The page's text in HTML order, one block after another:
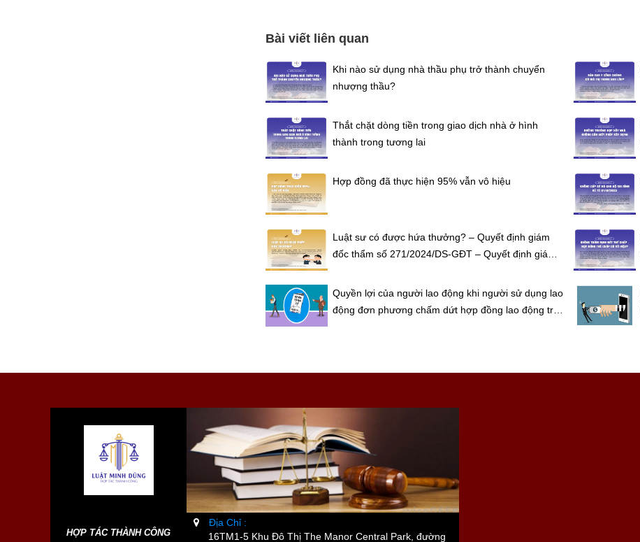
Bài viết liên quan
Khi nào sử dụng nhà thầu phụ trở thành chuyển
nhượng thầu?
Thắt chặt dòng tiền trong giao dịch nhà ở hình
thành trong tương lai
Hợp đồng đã thực hiện 95% vẫn vô hiệu
Luật sư có được hứa thưởng? – Quyết định giám
đốc thẩm số 271/2024/DS-GĐT – Quyết định giám
Quyền lợi của người lao động khi người sử dụng lao
động đơn phương chấm dứt hợp đồng lao động trái
HỢP TÁC THÀNH CÔNG
Địa Chỉ :
16TM1-5 Khu Đô Thị The Manor Central Park, đường